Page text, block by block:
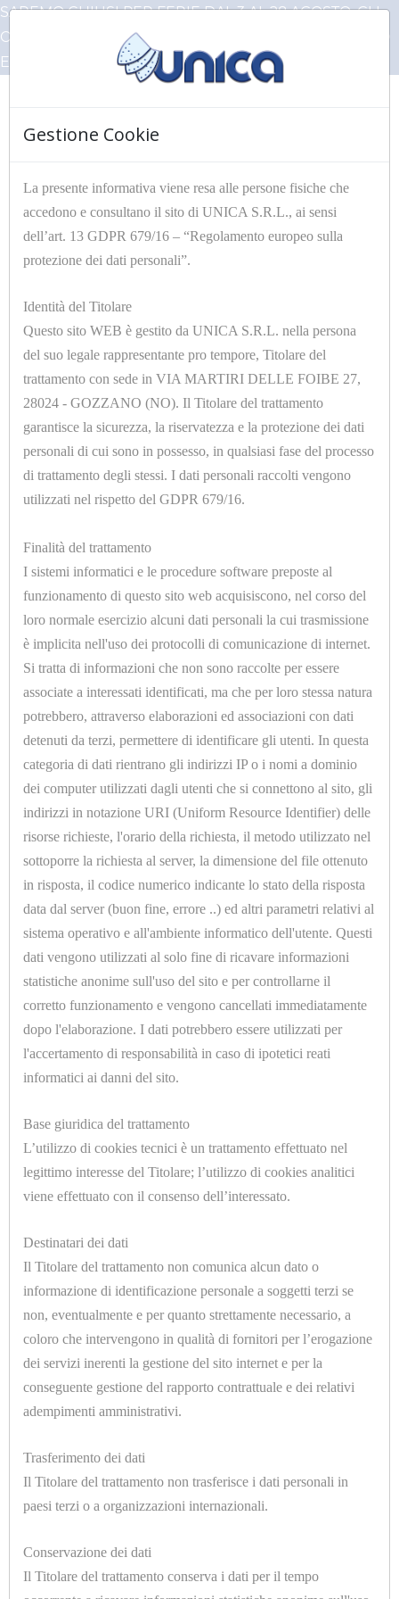
SAREMO CHIUSI PER FERIE DAL 3 AL 28 AGOSTO, GLI
ORDINI PERVENUTI IN QUESTO PERIODO VERRANNO
EVASI AL NOSTRO RIENTRO
☰
HOME
ACCESSORI
DI
CONSUMO
APPARECCHIATURE
ATTREZZATURE
CALDAIE
TAVOLI
DA
CAMICIOTTI
PER
MANICHINO
HOME Articoli Unica
RICAMBI PER MACCHINE
LAVASECCO E ACQUA
Filtri
12 di 263 risultati
U9095.B
CONDENSATORE NYLON PM12 COMPLETO
U9095.A
CONDENSATORE INOX PM10 COMPLETO
U9095
CONDENSATORE NYLON PM10 COMPLETO
CONDENSATORE NYLON PM10 MAXI COMPLETO
CONDENSATORE INOX PM6 COMPLETO
Gestione Cookie
La presente informativa viene resa alle persone fisiche che
accedono e consultano il sito di UNICA S.R.L., ai sensi
dell’art. 13 GDPR 679/16 – “Regolamento europeo sulla
protezione dei dati personali”.
Identità del Titolare
Questo sito WEB è gestito da UNICA S.R.L. nella persona
del suo legale rappresentante pro tempore, Titolare del
trattamento con sede in VIA MARTIRI DELLE FOIBE 27,
28024 - GOZZANO (NO). Il Titolare del trattamento
garantisce la sicurezza, la riservatezza e la protezione dei dati
personali di cui sono in possesso, in qualsiasi fase del processo
di trattamento degli stessi. I dati personali raccolti vengono
utilizzati nel rispetto del GDPR 679/16.
Finalità del trattamento
I sistemi informatici e le procedure software preposte al
funzionamento di questo sito web acquisiscono, nel corso del
loro normale esercizio alcuni dati personali la cui trasmissione
è implicita nell'uso dei protocolli di comunicazione di internet.
Si tratta di informazioni che non sono raccolte per essere
associate a interessati identificati, ma che per loro stessa natura
potrebbero, attraverso elaborazioni ed associazioni con dati
detenuti da terzi, permettere di identificare gli utenti. In questa
categoria di dati rientrano gli indirizzi IP o i nomi a dominio
dei computer utilizzati dagli utenti che si connettono al sito, gli
indirizzi in notazione URI (Uniform Resource Identifier) delle
risorse richieste, l'orario della richiesta, il metodo utilizzato nel
sottoporre la richiesta al server, la dimensione del file ottenuto
in risposta, il codice numerico indicante lo stato della risposta
data dal server (buon fine, errore ..) ed altri parametri relativi al
sistema operativo e all'ambiente informatico dell'utente. Questi
dati vengono utilizzati al solo fine di ricavare informazioni
statistiche anonime sull'uso del sito e per controllarne il
corretto funzionamento e vengono cancellati immediatamente
dopo l'elaborazione. I dati potrebbero essere utilizzati per
l'accertamento di responsabilità in caso di ipotetici reati
informatici ai danni del sito.
Base giuridica del trattamento
L’utilizzo di cookies tecnici è un trattamento effettuato nel
legittimo interesse del Titolare; l’utilizzo di cookies analitici
viene effettuato con il consenso dell’interessato.
Destinatari dei dati
Il Titolare del trattamento non comunica alcun dato o
informazione di identificazione personale a soggetti terzi se
non, eventualmente e per quanto strettamente necessario, a
coloro che intervengono in qualità di fornitori per l’erogazione
dei servizi inerenti la gestione del sito internet e per la
conseguente gestione del rapporto contrattuale e dei relativi
adempimenti amministrativi.
Trasferimento dei dati
Il Titolare del trattamento non trasferisce i dati personali in
paesi terzi o a organizzazioni internazionali.
Conservazione dei dati
Il Titolare del trattamento conserva i dati per il tempo